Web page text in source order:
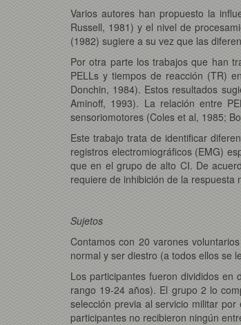
Varios autores han propuesto la
Russell, 1981) y el nivel de
(1982) sugiere a su vez que las
Por otra parte los trabajos que han
PELLs y tiempos de reacción (TR)
Donchin, 1984). Estos resultados
Aminoff, 1993). La relación entre
sensoriomotores (Coles et al, 1985;
Este trabajo trata de identificar
registros electromiográficos (EMG)
que en el grupo de alto CI. De
requiere de inhibición de la respuesta
Sujetos
Contamos con 20 varones
normal y ser diestro (a todos ellos se
Los participantes fueron divididos
rango 19-24 años). El grupo 2 lo
selección previa al servicio militar
participantes no recibieron ningún